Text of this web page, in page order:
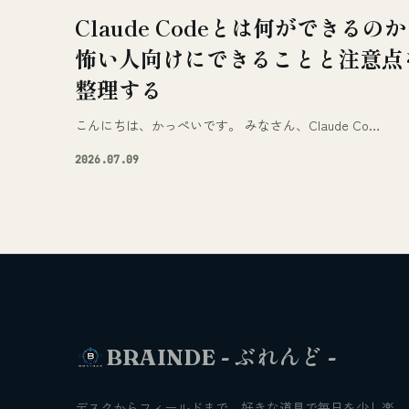
Claude Codeとは何ができるの
怖い人向けにできることと注意
整理する
こんにちは、かっぺいです。 みなさん、Claude Co…
2026.07.09
BRAINDE - ぶれんど -